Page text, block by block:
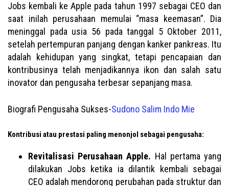
Jobs kembali ke Apple pada tahun 1997 sebagai CEO dan
saat inilah perusahaan memulai “masa keemasan”. Dia
meninggal pada usia 56 pada tanggal 5 Oktober 2011,
setelah pertempuran panjang dengan kanker pankreas. Itu
adalah kehidupan yang singkat, tetapi pencapaian dan
kontribusinya telah menjadikannya ikon dan salah satu
inovator dan pengusaha terbesar sepanjang masa.
Biografi Pengusaha Sukses-Sudono Salim Indo Mie
Kontribusi atau prestasi paling menonjol sebagai pengusaha:
Revitalisasi Perusahaan Apple. Hal pertama yang
dilakukan Jobs ketika ia dilantik kembali sebagai
CEO adalah mendorong perubahan pada struktur dan